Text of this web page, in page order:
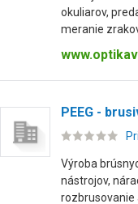
okuliarov,
meranie
PEEG -
Výroba
nástrojov,
rozbrusovanie